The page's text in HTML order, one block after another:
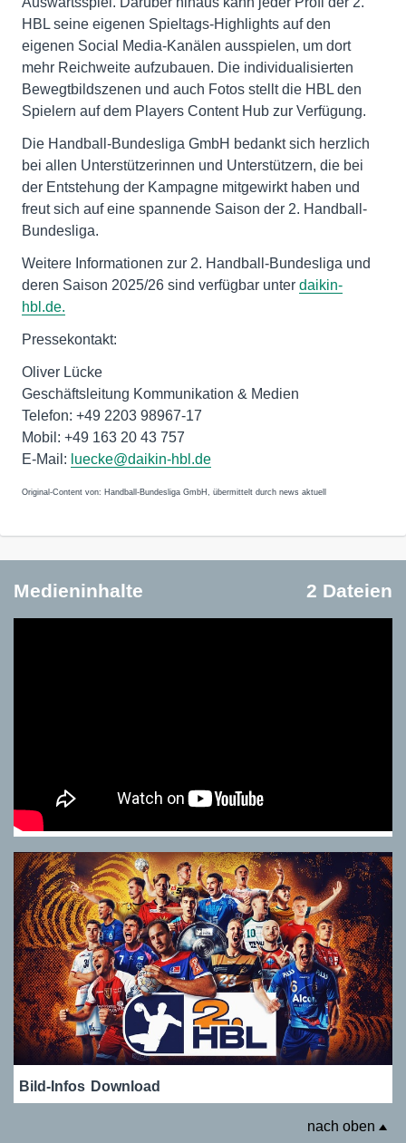
HBL seine eigenen Spieltags-Highlights auf den
eigenen Social Media-Kanälen ausspielen, um dort
mehr Reichweite aufzubauen. Die individualisierten
Bewegtbildszenen und auch Fotos stellt die HBL den
Spielern auf dem Players Content Hub zur Verfügung.
Die Handball-Bundesliga GmbH bedankt sich herzlich
bei allen Unterstützerinnen und Unterstützern, die bei
der Entstehung der Kampagne mitgewirkt haben und
freut sich auf eine spannende Saison der 2. Handball-
Bundesliga.
Weitere Informationen zur 2. Handball-Bundesliga und
deren Saison 2025/26 sind verfügbar unter daikin-
hbl.de.
Pressekontakt:
Oliver Lücke
Geschäftsleitung Kommunikation & Medien
Telefon: +49 2203 98967-17
Mobil: +49 163 20 43 757
E-Mail: luecke@daikin-hbl.de
Original-Content von: Handball-Bundesliga GmbH, übermittelt durch news aktuell
Medieninhalte 2 Dateien
Bild-Infos Download
nach oben